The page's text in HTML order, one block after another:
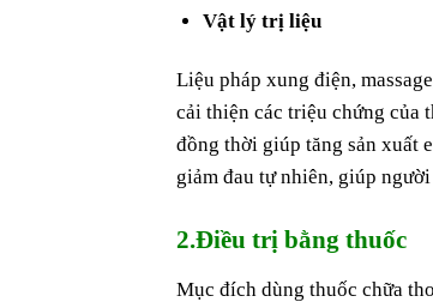
Vật lý trị liệu
Liệu pháp xung điện,
cải thiện các triệu chứng của
đồng thời giúp tăng sản xuất
giảm đau tự nhiên, giúp
2.Điều trị bằng thuốc
Mục đích dùng thuốc chữa